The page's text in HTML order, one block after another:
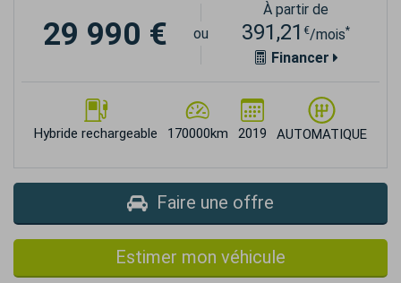
Hybride rechargeable 170000km 2019 AUTOMATIQUE
29 990 € ou
À partir de
391,21 €/mois*
Financer
Faire une offre
Estimer mon véhicule